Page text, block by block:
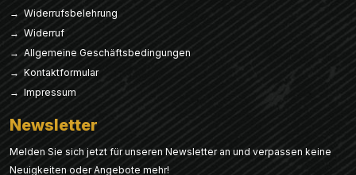
→ Widerrufsbelehrung
→ Widerruf
→ Allgemeine Geschäftsbedingungen
→ Kontaktformular
→ Impressum
Newsletter
Melden Sie sich jetzt für unseren Newsletter an und verpassen keine
Neuigkeiten oder Angebote mehr!